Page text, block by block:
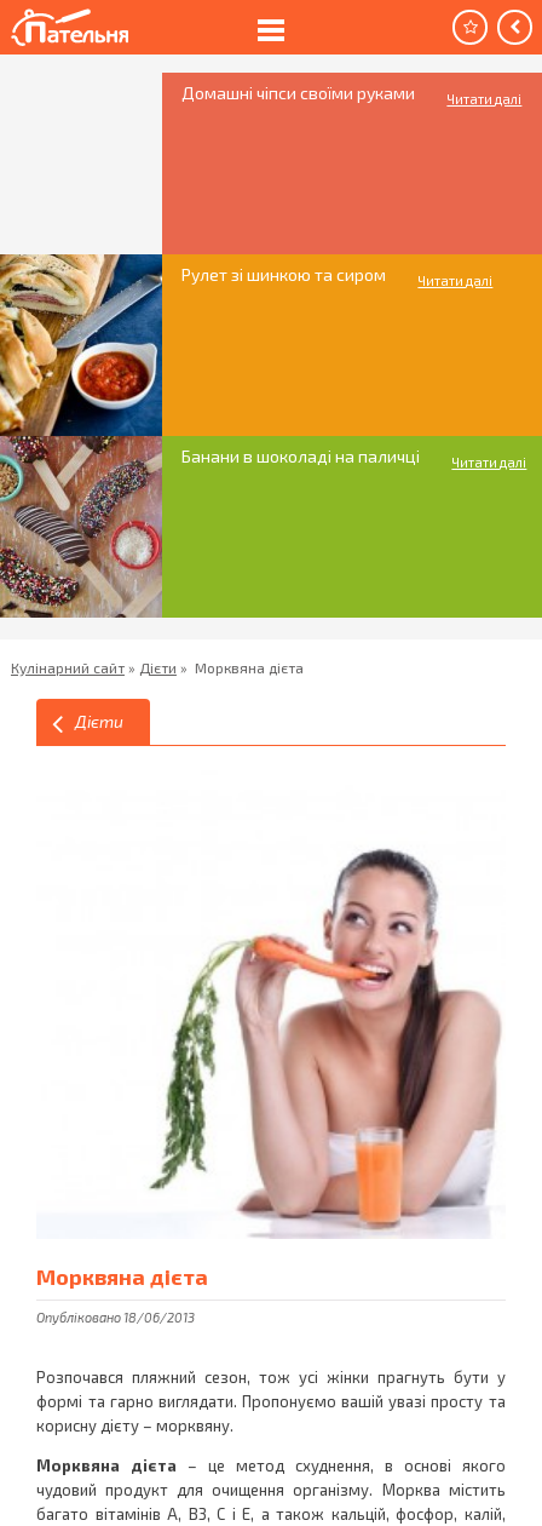
Домашні чіпси своїми руками Читати далі
Рулет зі шинкою та сиром Читати далі
Банани в шоколаді на паличці Читати далі
Кулінарний сайт» Дієти » Морквяна дієта
Дієти
Морквяна дієта
Опубліковано 18/06/2013
Розпочався пляжний сезон, тож усі жінки прагнуть бути у
формі та гарно виглядати. Пропонуємо вашій увазі просту та
корисну дієту – морквяну.
Морквяна дієта – це метод схуднення, в основі якого
чудовий продукт для очищення організму. Морква містить
багато вітамінів А, В3, С і Е, а також кальцій, фосфор, калій,